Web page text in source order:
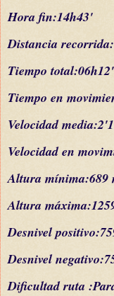
Hora fin:14h43'
Distancia
Tiempo total:06h12'
Tiempo en
Velocidad
Velocidad en
Altura mínima:689
Altura
Desnivel
Desnivel
Dificultadruta :